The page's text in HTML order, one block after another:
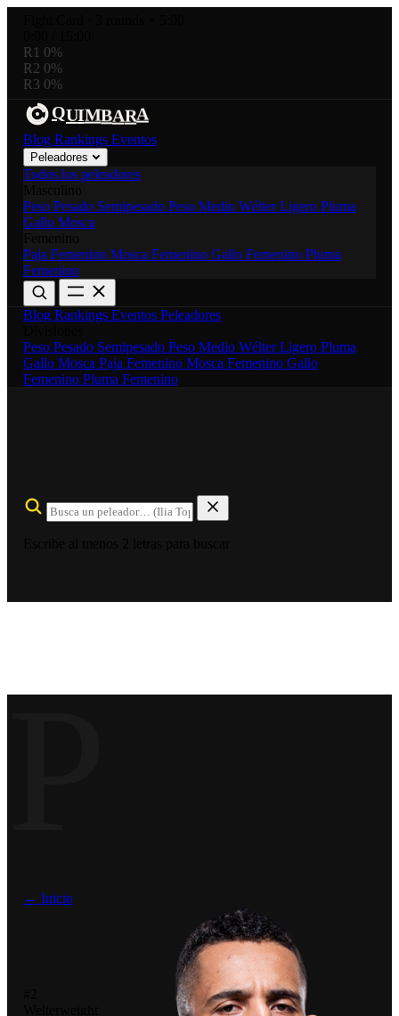
R1 0%
R2 0%
R3 0%
QUIMBARA
Blog Rankings Eventos
Peleadores
Todos los peleadores
Peso Pesado Semipesado Peso Medio WélterLigero Pluma
Gallo Mosca
Paja Femenino Mosca Femenino Gallo Femenino Pluma
Femenino
Blog Rankings Eventos Peleadores
Peso Pesado Semipesado Peso Medio WélterLigero Pluma
Gallo Mosca Paja Femenino Mosca Femenino Gallo
Femenino Pluma Femenino
← Inicio